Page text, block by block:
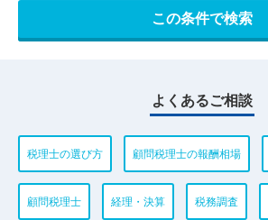
よくあるご相談
税理士の選び方 顧問税理士の報酬相場
顧問税理士 経理・決算 税務調査